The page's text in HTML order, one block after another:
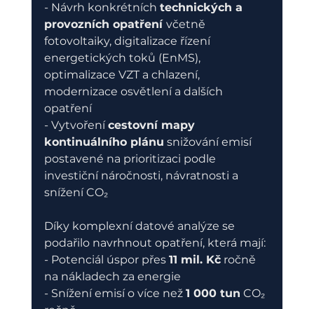
- Návrh konkrétních technických a
provozních opatření včetně
fotovoltaiky, digitalizace řízení
energetických toků (EnMS),
optimalizace VZT a chlazení,
modernizace osvětlení a dalších
opatření
- Vytvoření cestovní mapy
kontinuálního plánu snižování emisí
postavené na prioritizaci podle
investiční náročnosti, návratnosti a
snížení CO₂
Díky komplexní datové analýze se
podařilo navrhnout opatření, která mají:
- Potenciál úspor přes 11 mil. Kč ročně
na nákladech za energie
- Snížení emisí o více než 1 000 tun CO₂